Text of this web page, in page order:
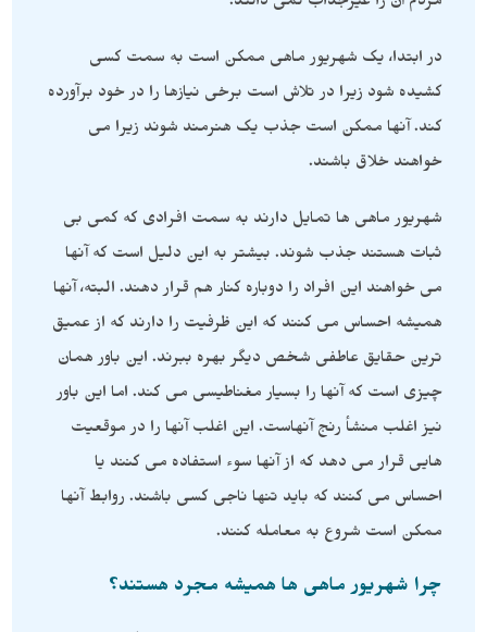
در ابتدا، یک شهریور ماهی ممکن است به سمت کسی
کشیده شود زیرا در تلاش است برخی نیازها را در خود برآورده
کند. آنها ممکن است جذب یک هنرمند شوند زیرا می
خواهند خلاق باشند.
شهریور ماهی ها تمایل دارند به سمت افرادی که کمی بی
ثبات هستند جذب شوند. بیشتر به این دلیل است که آنها
می خواهند این افراد را دوباره کنار هم قرار دهند. البته، آنها
همیشه احساس می کنند که این ظرفیت را دارند که از عمیق
ترین حقایق عاطفی شخص دیگر بهره ببرند. این باور همان
چیزی است که آنها را بسیار مغناطیسی می کند. اما این باور
نیز اغلب منشأ رنج آنهاست. این اغلب آنها را در موقعیت
هایی قرار می دهد که از آنها سوء استفاده می کنند یا
احساس می کنند که باید تنها ناجی کسی باشند. روابط آنها
ممکن است شروع به معامله کنند.
چرا شهریور ماهی ها همیشه مجرد هستند؟